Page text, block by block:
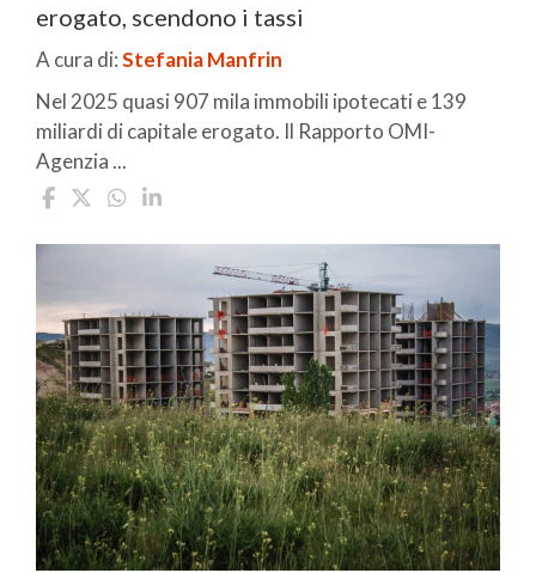
erogato, scendono i tassi
A cura di:Stefania Manfrin
Nel 2025 quasi 907 mila immobili ipotecati e 139
miliardi di capitale erogato. Il Rapporto OMI-
Agenzia ...